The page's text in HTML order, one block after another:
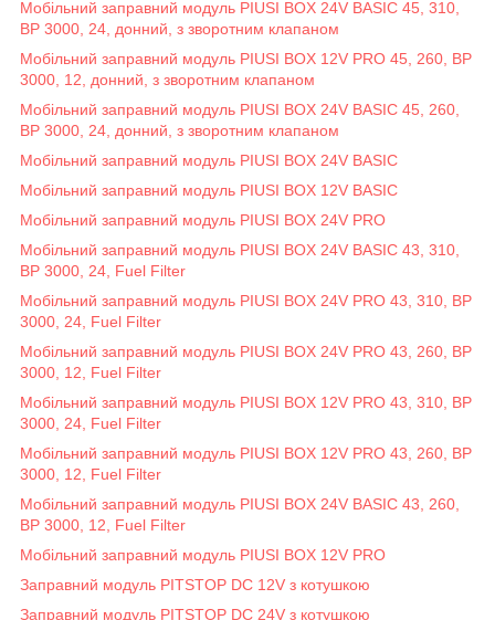
Мобільний заправний модуль PIUSI BOX 24V BASIC 45, 310,
BP 3000, 24, донний, з зворотним клапаном
Мобільний заправний модуль PIUSI BOX 12V PRO 45, 260, BP
3000, 12, донний, з зворотним клапаном
Мобільний заправний модуль PIUSI BOX 24V BASIC 45, 260,
BP 3000, 24, донний, з зворотним клапаном
Мобільний заправний модуль PIUSI BOX 24V BASIC
Мобільний заправний модуль PIUSI BOX 12V BASIC
Мобільний заправний модуль PIUSI BOX 24V PRO
Мобільний заправний модуль PIUSI BOX 24V BASIC 43, 310,
BP 3000, 24, Fuel Filter
Мобільний заправний модуль PIUSI BOX 24V PRO 43, 310, BP
3000, 24, Fuel Filter
Мобільний заправний модуль PIUSI BOX 24V PRO 43, 260, BP
3000, 12, Fuel Filter
Мобільний заправний модуль PIUSI BOX 12V PRO 43, 310, BP
3000, 24, Fuel Filter
Мобільний заправний модуль PIUSI BOX 12V PRO 43, 260, BP
3000, 12, Fuel Filter
Мобільний заправний модуль PIUSI BOX 24V BASIC 43, 260,
BP 3000, 12, Fuel Filter
Мобільний заправний модуль PIUSI BOX 12V PRO
Заправний модуль PITSTOP DC 12V з котушкою
Заправний модуль PITSTOP DC 24V з котушкою